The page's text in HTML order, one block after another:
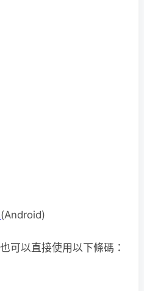
(Android)
可以直接使用以下條碼：